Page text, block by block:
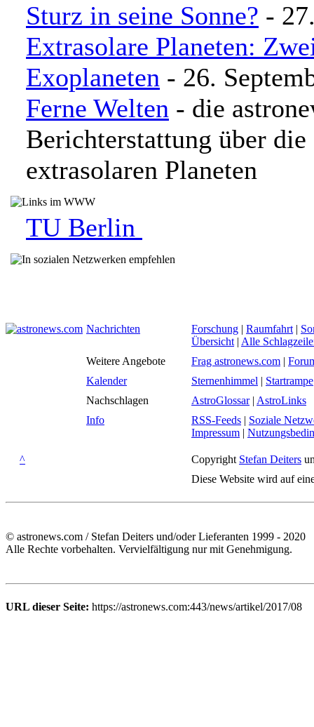
Sturz in seine Sonne? -
Extrasolare Planeten:
Exoplaneten - 26.
Ferne Welten - die
Berichterstattung über die
extrasolaren Planeten
TU Berlin
Nachrichten Forschung | Raumfahrt |
Übersicht | Alle
Weitere Angebote
Frag astronews.com |
Kalender
Sternenhimmel | Startrampe
Nachschlagen
AstroGlossar| AstroLinks
Info
RSS-Feeds | Soziale
Impressum |
^ Copyright Stefan Deiters
Diese Website wird auf
© astronews.com / Stefan Deiters und/oder Lieferanten 1999 - 2020
Alle Rechte vorbehalten. Vervielfältigung nur mit Genehmigung.
URL dieser Seite: https://astronews.com:443/news/artikel/2017/08